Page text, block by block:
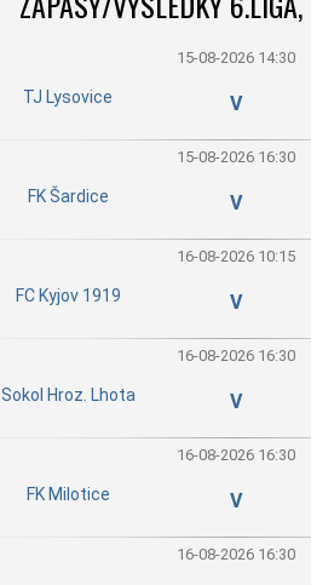
15-08-2026 14:30
TJ Lysovice V
15-08-2026 16:30
FK Šardice V
16-08-2026 10:15
FC Kyjov 1919 V
16-08-2026 16:30
Sokol Hroz. Lhota V
16-08-2026 16:30
FK Milotice V
16-08-2026 16:30